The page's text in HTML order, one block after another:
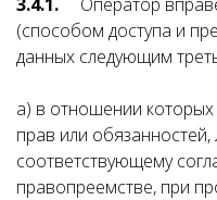
(способом доступа и
данных следующим
а) в отношении которых
прав или
соответствующему
правопреемстве, при